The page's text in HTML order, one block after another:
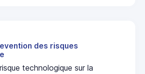
des risques
technologique sur la